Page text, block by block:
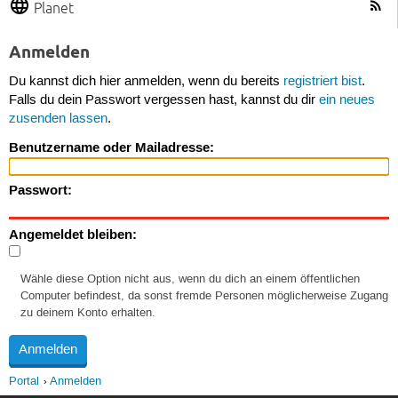
Planet
Anmelden
Du kannst dich hier anmelden, wenn du bereits registriert bist.
Falls du dein Passwort vergessen hast, kannst du dir ein neues
zusenden lassen.
Benutzername oder Mailadresse:
Passwort:
Angemeldet bleiben:
Wähle diese Option nicht aus, wenn du dich an einem öffentlichen
Computer befindest, da sonst fremde Personen möglicherweise Zugang
zu deinem Konto erhalten.
Portal Anmelden